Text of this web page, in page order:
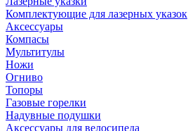
Комплектующие для лазерных указок
Аксессуары
Компасы
Мультитулы
Ножи
Огниво
Топоры
Газовые горелки
Надувные подушки
Аксессуары для велосипеда